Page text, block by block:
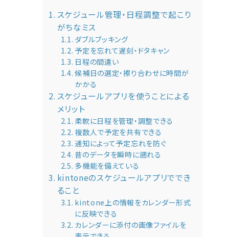
スケジュール管理・日程調整で起こり
がちなミス
ダブルブッキング
予定を忘れて遅刻・ドタキャン
日程の間違い
候補日の選定・擦り合わせに時間が
かかる
スケジュールアプリを使うことによる
メリット
柔軟に日程を管理・調整できる
複数人で予定を共有できる
通知によって予定忘れを防ぐ
昔のデータを瞬時に遡れる
多機能を備えている
kintoneのスケジュールアプリででき
ること
kintone上の情報をカレンダー形式
に反映できる
カレンダーに添付の画像ファイルを